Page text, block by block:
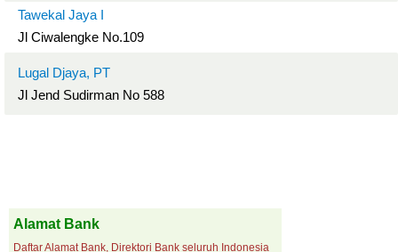
Tawekal Jaya I
Jl Ciwalengke No.109
Lugal Djaya, PT
Jl Jend Sudirman No 588
Alamat Bank
Daftar Alamat Bank, Direktori Bank seluruh Indonesia